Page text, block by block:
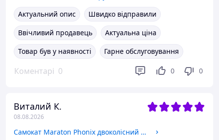
Актуальний опис
Швидко відправили
Ввічливий продавець
Актуальна ціна
Товар був у наявності
Гарне обслуговування
Коментарі 0 0 0
Виталий К.
08.08.2026
Самокат Maraton Phonix двоколісний з ременем для перенесення + світяться колеса, синій